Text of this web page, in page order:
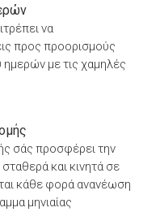
να
προς προορισμούς
ημερών με τις χαμηλές
σάς προσφέρει την
και κινητά σε
κάθε φορά ανανέωση
μηνιαίας